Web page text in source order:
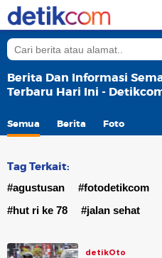
Berita Dan Informasi
Terbaru Hari Ini -
Semua Berita Foto
Tag Terkait:
#agustusan #fotodetikcom
#hut ri ke 78
#jalan sehat
detikOto